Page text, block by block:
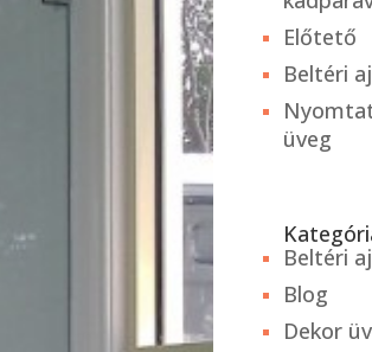
Előtető
Beltéri
üveg
Beltéri
Blog
Dekor